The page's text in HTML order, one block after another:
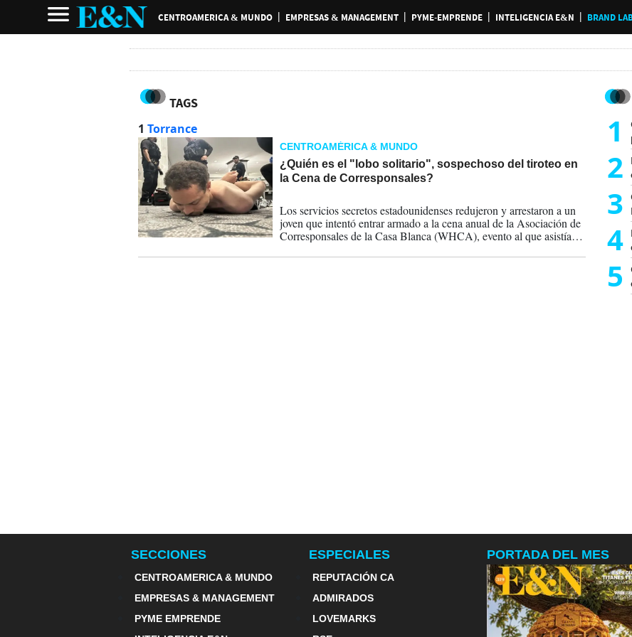
CENTROAMERICA & MUNDO EMPRESAS & MANAGEMENT PYME-EMPRENDE INTELIGENCIA E&N BRAND
TAGS
1 Torrance
CENTROAMÉRICA & MUNDO
¿Quién es el "lobo solitario", sospechoso del tiroteo en
la Cena de Corresponsales?
Los servicios secretos estadounidenses redujeron y arrestaron a un
joven que intentó entrar armado a la cena anual de la Asociación de
Corresponsales de la Casa Blanca (WHCA), evento al que asistían
Gobierno estadounidense.
1
2
3
4
5
SECCIONES
CENTROAMERICA & MUNDO
EMPRESAS & MANAGEMENT
PYME EMPRENDE
ESPECIALES
REPUTACIÓN CA
ADMIRADOS
LOVEMARKS
PORTADA DEL MES